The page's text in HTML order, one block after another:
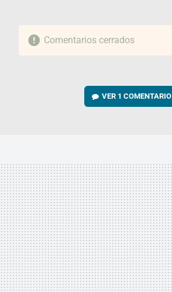
Comentarios cerrados
VER 1 COMENTARIO